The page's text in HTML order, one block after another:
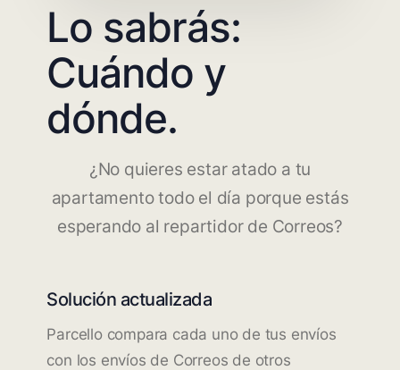
Lo sabrás:
Cuándo y
dónde.
¿No quieres estar atado a tu
apartamento todo el día porque estás
esperando al repartidor de Correos?
Solución actualizada
Parcello compara cada uno de tus envíos
con los envíos de Correos de otros